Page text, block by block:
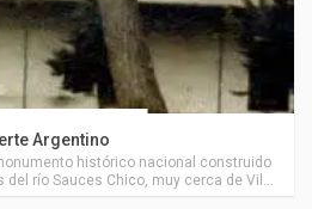
Argentino
histórico nacional construido
del río Sauces Chico, muy cerca de Villa